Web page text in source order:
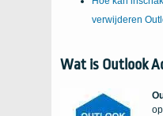
verwijderen
Wat is Outlook